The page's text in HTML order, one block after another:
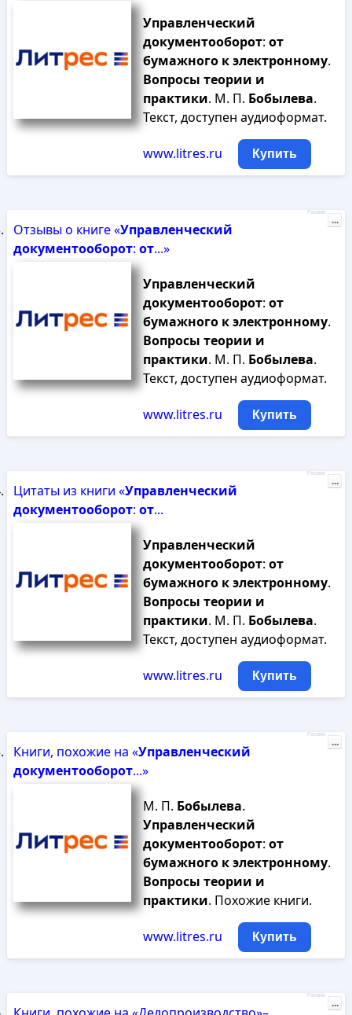
Управленческий
документооборот: от
бумажного кэлектронному.
Вопросы теории и
практики. М. П. Бобылева.
Текст, доступен аудиоформат.
www.litres.ru Купить
Отзывы о книге «Управленческий
документооборот: от...»
Управленческий
документооборот: от
бумажного кэлектронному.
Вопросы теории и
практики. М. П. Бобылева.
Текст, доступен аудиоформат.
www.litres.ru Купить
Реклама
...
Цитаты из книги «Управленческий
документооборот: от...
Управленческий
документооборот: от
бумажного кэлектронному.
Вопросы теории и
практики. М. П. Бобылева.
Текст, доступен аудиоформат.
www.litres.ru Купить
Реклама
...
Книги, похожие на «Управленческий
документооборот...»
М. П. Бобылева.
Управленческий
документооборот: от
бумажного кэлектронному.
Вопросы теории и
практики. Похожие книги.
www.litres.ru Купить
Реклама
...
Реклама
...